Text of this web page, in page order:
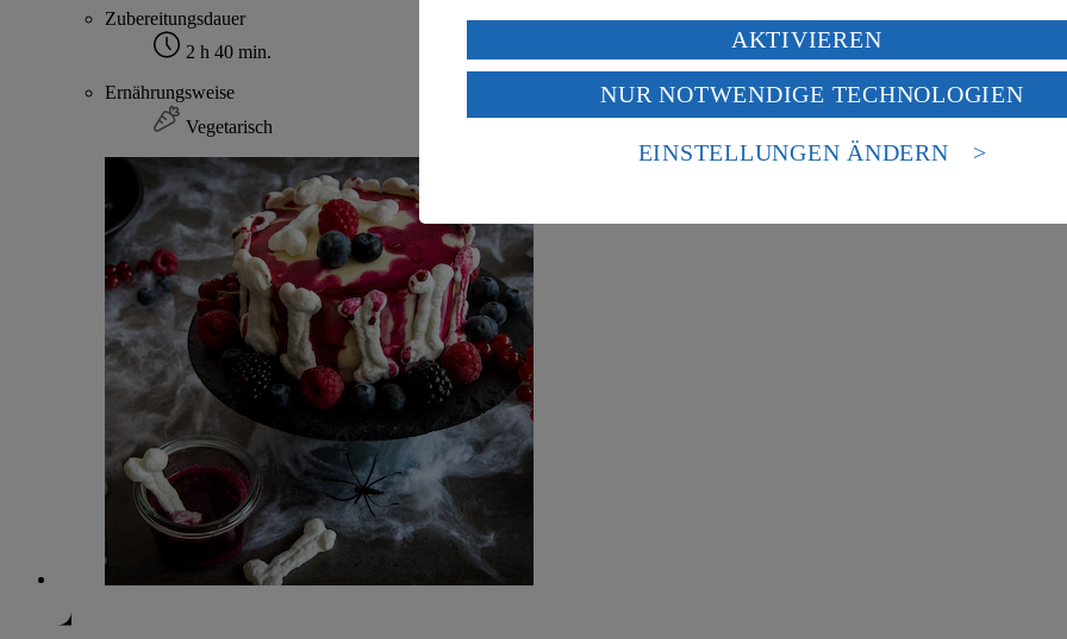
Zubereitungsdauer
2 h 40 min.
Ernährungsweise
Vegetarisch
Verarbeitung deiner personenbezogenen Daten in den USA durch Facebook und
Wenn du auf „Aktivieren“ klickst, willigst du im Sinne des Art. 49 Abs. 1 Satz 1 lit.
ein, dass deine Daten in den USA verarbeitet werden. Der EuGH sieht die USA als
einem nach europäischen Standards nicht angemessenen Datenschutzniveau an. Es
Risiko eines Zugriffs durch US-amerikanische Behörden.
AKTIVIEREN
NUR NOTWENDIGE TECHNOLOGIEN
EINSTELLUNGEN ÄNDERN